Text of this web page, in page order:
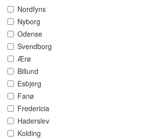
Nordfyns
Nyborg
Odense
Svendborg
Ærø
Billund
Esbjerg
Fanø
Fredericia
Haderslev
Kolding